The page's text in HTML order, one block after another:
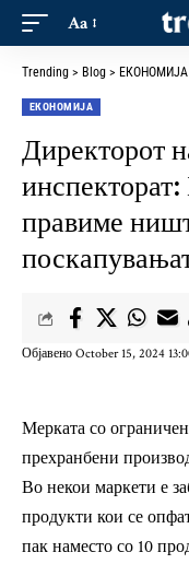
Aa
Trending > Blog > ЕКОНОМИЈА
ЕКОНОМИЈА
Директорот
правиме
Објавено October 15, 2024
Мерката со
прехранбени
Во некои маркети е
продукти кои се
пак наместо со 10